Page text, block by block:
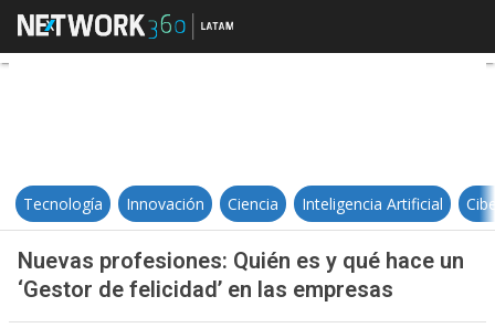
Nuevas profesiones: Quién es y
Tecnología Innovación Ciencia Inteligencia Artificial
Nuevas profesiones: Quién es y qué hace un
‘Gestor de felicidad’ en las empresas